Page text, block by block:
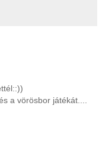
a vörösbor játékát....